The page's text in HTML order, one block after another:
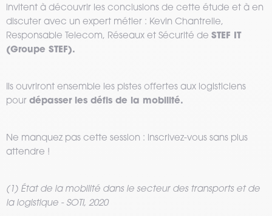
invitent à découvrir les conclusions de cette étude et à en
discuter avec un expert métier : Kevin Chantrelle,
Responsable Telecom, Réseaux et Sécurité de STEF IT
(Groupe STEF).
Ils ouvriront ensemble les pistes offertes aux logisticiens
pour dépasser les défis de la mobilité.
Ne manquez pas cette session : inscrivez-vous sans plus
attendre !
(1) État de la mobilité dans le secteur des transports et de
la logistique - SOTI, 2020